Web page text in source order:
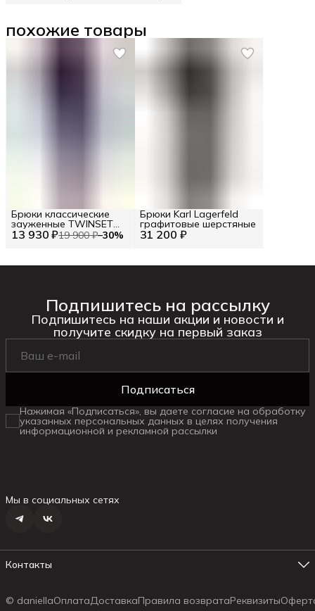
похожие товары
13 930 ₽19 900 ₽−30%
Брюки классические
зауженные TWINSET
RU 50 / EU 44 / XL 31 200 ₽
Брюки Karl Lagerfeld
графитовые шерстяные
Подпишитесь на рассылку
Подпишитесь на наши акции и новости и
получите скидку на первый заказ
Подписаться
Нажимая «Подписаться», вы даете согласие на обработку
указанных персональных данных в целях получения
информационной и рекламной рассылки
Мы в социальных сетях
Контакты
Телефон менеджера
© daniellaОплатаДоставкаПравила возвратаРеквизиты